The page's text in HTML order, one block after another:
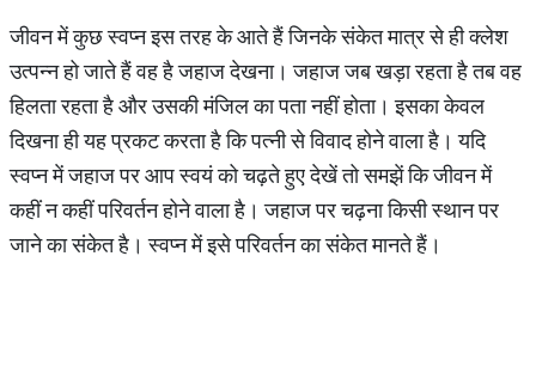
जीवन में कुछ स्वप्न इस तरह के आते हैं जिनके संकेत मात्र से ही क्लेश
उत्पन्न हो जाते हैं वह है जहाज देखना। जहाज जब खड़ा रहता है तब वह
हिलता रहता है और उसकी मंजिल का पता नहीं होता। इसका केवल
दिखना ही यह प्रकट करता है कि पत्नी से विवाद होने वाला है। यदि
स्वप्न में जहाज पर आप स्वयं को चढ़ते हुए देखें तो समझें कि जीवन में
कहीं न कहीं परिवर्तन होने वाला है। जहाज पर चढ़ना किसी स्थान पर
जाने का संकेत है। स्वप्न में इसे परिवर्तन का संकेत मानते हैं।